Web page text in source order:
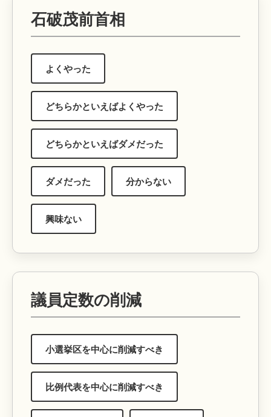
石破茂前首相
よくやった
どちらかといえばよくやった
どちらかといえばダメだった
ダメだった 分からない
興味ない
議員定数の削減
小選挙区を中心に削減すべき
比例代表を中心に削減すべき